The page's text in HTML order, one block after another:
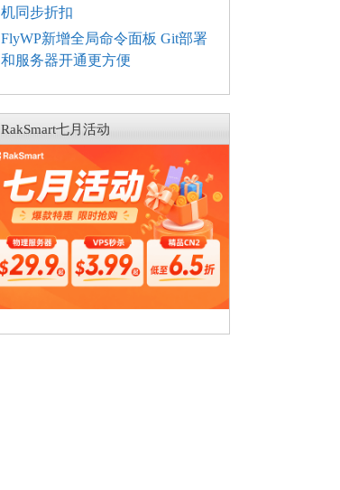
机同步折扣
FlyWP新增全局命令面板 Git部署
和服务器开通更方便
RakSmart七月活动